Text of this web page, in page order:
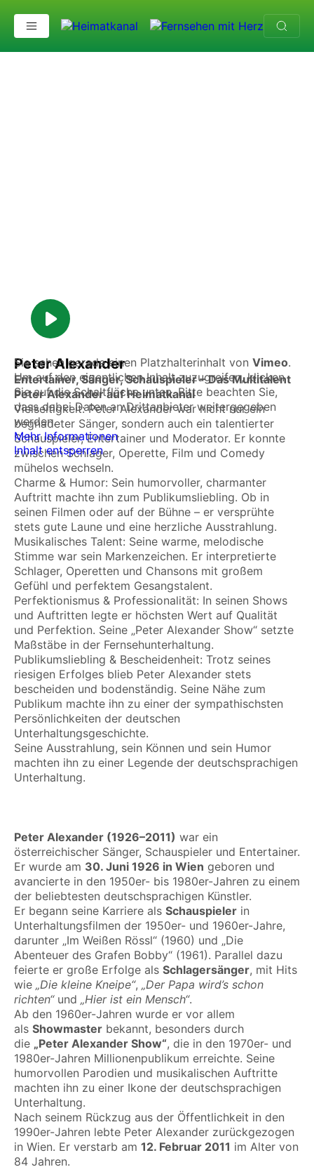
Peter Alexander
Sie sehen gerade einen Platzhalterinhalt von Vimeo.
Um auf den eigentlichen Inhalt zuzugreifen, klicken
Sie auf die Schaltfläche unten. Bitte beachten Sie,
dass dabei Daten an Drittanbieter weitergegeben
werden.
Mehr Informationen
Inhalt entsperren
Peter Alexander
Entertainer, Sänger, Schauspieler – Das Multitalent
Peter Alexander auf Heimatkanal
Vielseitigkeit: Peter Alexander war nicht nur ein
begnadeter Sänger, sondern auch ein talentierter
Schauspieler, Entertainer und Moderator. Er konnte
zwischen Schlager, Operette, Film und Comedy
mühelos wechseln.
Charme & Humor: Sein humorvoller, charmanter
Auftritt machte ihn zum Publikumsliebling. Ob in
seinen Filmen oder auf der Bühne – er versprühte
stets gute Laune und eine herzliche Ausstrahlung.
Musikalisches Talent: Seine warme, melodische
Stimme war sein Markenzeichen. Er interpretierte
Schlager, Operetten und Chansons mit großem
Gefühl und perfektem Gesangstalent.
Perfektionismus & Professionalität: In seinen Shows
und Auftritten legte er höchsten Wert auf Qualität
und Perfektion. Seine „Peter Alexander Show“ setzte
Maßstäbe in der Fernsehunterhaltung.
Publikumsliebling & Bescheidenheit: Trotz seines
riesigen Erfolges blieb Peter Alexander stets
bescheiden und bodenständig. Seine Nähe zum
Publikum machte ihn zu einer der sympathischsten
Persönlichkeiten der deutschen
Unterhaltungsgeschichte.
Seine Ausstrahlung, sein Können und sein Humor
machten ihn zu einer Legende der deutschsprachigen
Unterhaltung.
Peter Alexander (1926–2011) war ein
österreichischer Sänger, Schauspieler und Entertainer.
Er wurde am 30. Juni 1926 in Wien geboren und
avancierte in den 1950er- bis 1980er-Jahren zu einem
der beliebtesten deutschsprachigen Künstler.
Er begann seine Karriere als Schauspieler in
Unterhaltungsfilmen der 1950er- und 1960er-Jahre,
darunter „Im Weißen Rössl“ (1960) und „Die
Abenteuer des Grafen Bobby“ (1961). Parallel dazu
feierte er große Erfolge als Schlagersänger, mit Hits
wie „Die kleine Kneipe“, „Der Papa wird’s schon
richten“und „Hier ist ein Mensch“.
Ab den 1960er-Jahren wurde er vor allem
als Showmaster bekannt, besonders durch
die „Peter Alexander Show“, die in den 1970er- und
1980er-Jahren Millionenpublikum erreichte. Seine
humorvollen Parodien und musikalischen Auftritte
machten ihn zu einer Ikone der deutschsprachigen
Unterhaltung.
Nach seinem Rückzug aus der Öffentlichkeit in den
1990er-Jahren lebte Peter Alexander zurückgezogen
in Wien. Er verstarb am 12. Februar 2011 im Alter von
84 Jahren.